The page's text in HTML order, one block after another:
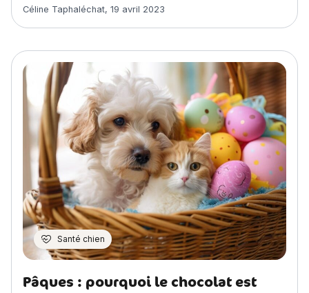
Article rédigé par
Céline Taphaléchat, 19 avril 2023
Santé chien
Pâques : pourquoi le chocolat est